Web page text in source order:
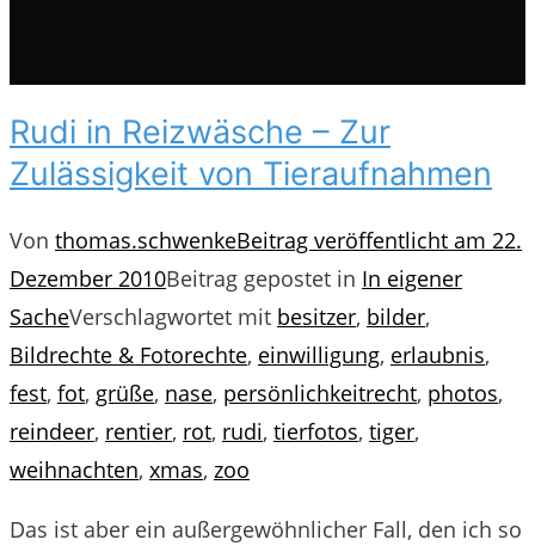
Rudi in Reizwäsche – Zur
Zulässigkeit von Tieraufnahmen
Von thomas.schwenkeBeitrag veröffentlicht am 22.
Dezember 2010Beitrag gepostet in In eigener
SacheVerschlagwortet mit besitzer, bilder,
Bildrechte & Fotorechte, einwilligung, erlaubnis,
fest, fot, grüße, nase, persönlichkeitrecht, photos,
reindeer, rentier, rot, rudi, tierfotos, tiger,
weihnachten, xmas, zoo
Das ist aber ein außergewöhnlicher Fall, den ich so